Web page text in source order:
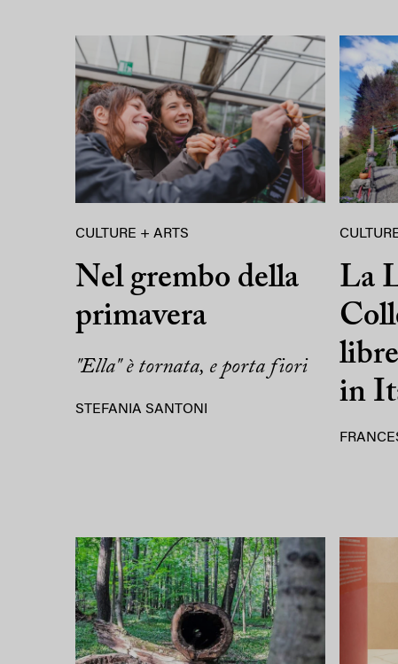
CULTURE + ARTS
Nel grembo della
primavera
"Ella" è tornata, e porta fiori
STEFANIA SANTONI
La
in